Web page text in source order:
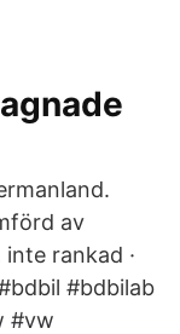
av
rankad ·
#bdbilab
#vw